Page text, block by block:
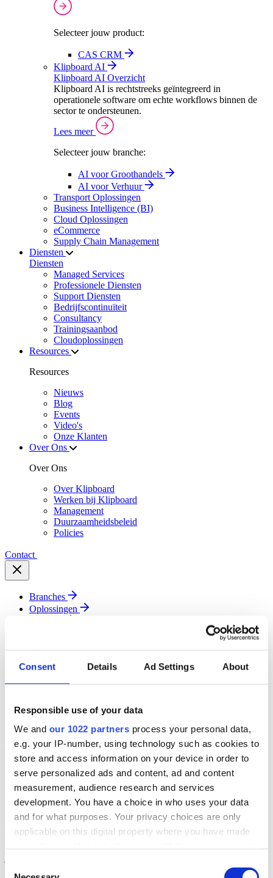
Consent Details Ad Settings About
Responsible use of your data
We and our 1022 partners process your personal data,
e.g. your IP-number, using technology such as cookies to
store and access information on your device in order to
serve personalized ads and content, ad and content
measurement, audience research and services
development. You have a choice in who uses your data
and for what purposes. Your privacy choices are only
applicable on this digital property where you have made
the Privacy trigger icon.
Consent
Selecteer jouw product:
CAS CRM
Klipboard AI
Klipboard AI Overzicht
Klipboard AI is rechtstreeks geïntegreerd in
operationele software om echte workflows binnen de
sector te ondersteunen.
Lees meer
Selecteer jouw branche:
AI voor Groothandels
AI voor Verhuur
Transport Oplossingen
Business Intelligence (BI)
Cloud Oplossingen
eCommerce
Supply Chain Management
Diensten
Diensten
Managed Services
Professionele Diensten
Support Diensten
Bedrijfscontinuïteit
Consultancy
Trainingsaanbod
Cloudoplossingen
Resources
Resources
Nieuws
Blog
Events
Video's
Onze Klanten
Over Ons
Over Ons
Over Klipboard
Werken bij Klipboard
Management
Duurzaamheidsbeleid
Policies
Contact
Branches
Oplossingen
Region
Klantenportaal
Contact
Back to Menu Branches
Groothandel
Automotive
Verhuur
Field Service
Back to Branches
Groothandel Overzicht
Vergroot je ordercapaciteit en verhoog de klanttevredenheid terwijl